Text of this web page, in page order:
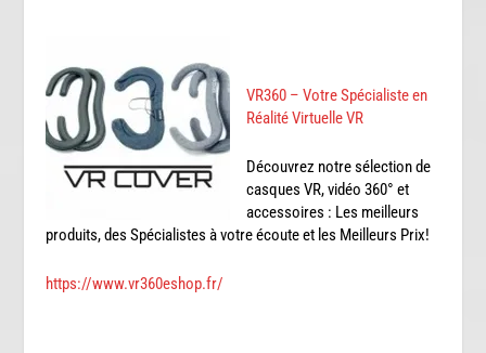
VR360 – Votre Spécialiste en
Réalité Virtuelle VR
Découvrez notre sélection de
casques VR, vidéo 360° et
accessoires : Les meilleurs
produits, des Spécialistes à votre écoute et les Meilleurs Prix!
https://www.vr360eshop.fr/